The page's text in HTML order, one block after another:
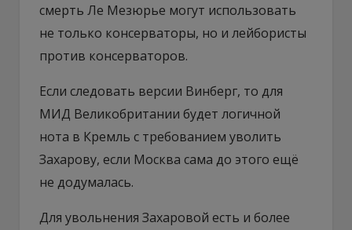
смерть Ле Мезюрье могут использовать
не только консерваторы, но и лейбористы
против консерваторов.
Если следовать версии Винберг, то для
МИД Великобритании будет логичной
нота в Кремль с требованием уволить
Захарову, если Москва сама до этого ещё
не додумалась.
Для увольнения Захаровой есть и более